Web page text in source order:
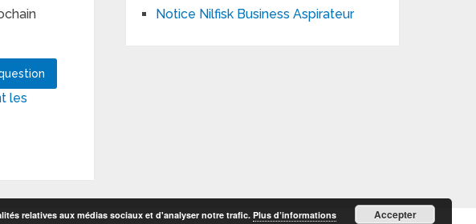
les
Notice Nilfisk Business Aspirateur
relatives aux médias sociaux et d'analyser notre trafic. Plus d’informations Accepter